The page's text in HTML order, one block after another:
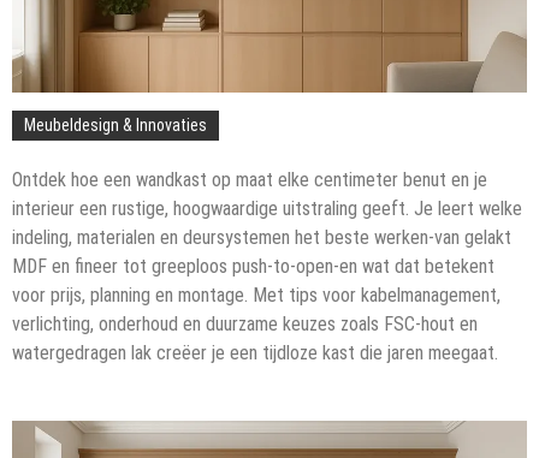
Meubeldesign & Innovaties
Ontdek hoe een wandkast op maat elke centimeter benut en je
interieur een rustige, hoogwaardige uitstraling geeft. Je leert welke
indeling, materialen en deursystemen het beste werken-van gelakt
MDF en fineer tot greeploos push-to-open-en wat dat betekent
voor prijs, planning en montage. Met tips voor kabelmanagement,
verlichting, onderhoud en duurzame keuzes zoals FSC-hout en
watergedragen lak creëer je een tijdloze kast die jaren meegaat.